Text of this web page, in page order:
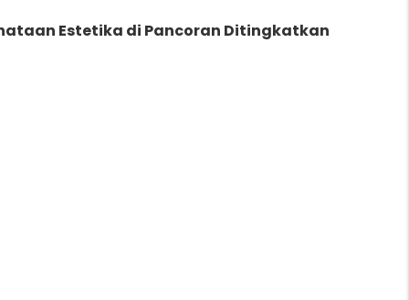
Estetika di Pancoran Ditingkatkan